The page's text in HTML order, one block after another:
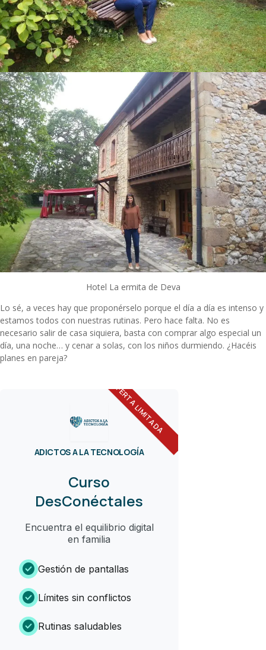
Hotel La ermita de Deva
Lo sé, a veces hay que proponérselo porque el día a día es intenso y
estamos todos con nuestras rutinas. Pero hace falta. No es
necesario salir de casa siquiera, basta con comprar algo especial un
día, una noche… y cenar a solas, con los niños durmiendo. ¿Hacéis
planes en pareja?
OFERTA LIMITADA
ADICTOS A LA TECNOLOGÍA
Curso
DesConéctales
Encuentra el equilibrio digital
en familia
check_circle Gestión de pantallas
check_circle Límites sin conflictos
check_circle Rutinas saludables